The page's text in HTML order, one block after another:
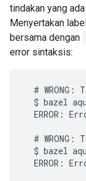
tindakan yang
Menyertakan
bersama dengan
error sintaksis:
# WRONG:
$ bazel
ERROR:
# WRONG:
$ bazel
ERROR: